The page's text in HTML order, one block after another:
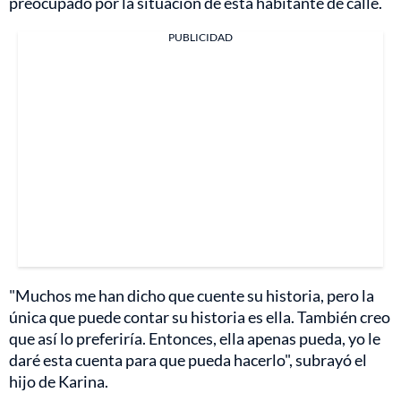
PUBLICIDAD
"Muchos me han dicho que cuente su historia, pero la
única que puede contar su historia es ella. También creo
que así lo preferiría. Entonces, ella apenas pueda, yo le
daré esta cuenta para que pueda hacerlo", subrayó el
hijo de Karina.